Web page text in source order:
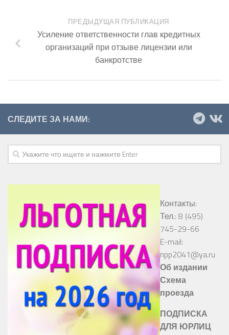
ПРЕДЫДУЩАЯ ПУБЛИКАЦИЯ
Усиление ответственности глав кредитных
организаций при отзыве лицензии или
банкротстве
СЛЕДИТЕ ЗА НАМИ:
Контакты:
Тел.: 8 (495)
745-29-66
E-mail:
npp2041@ya.ru
Об издании
Схема
проезда
ПОДПИСКА
ДЛЯ ЮРЛИЦ